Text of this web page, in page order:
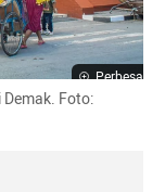
Perbesar
Foto: